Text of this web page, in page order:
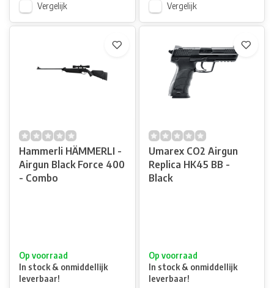
Vergelijk Vergelijk
Hammerli HÄMMERLI -
Airgun Black Force 400
- Combo
Op voorraad
In stock & onmiddellijk
leverbaar!
Umarex CO2 Airgun
Replica HK45 BB -
Black
Op voorraad
In stock & onmiddellijk
leverbaar!